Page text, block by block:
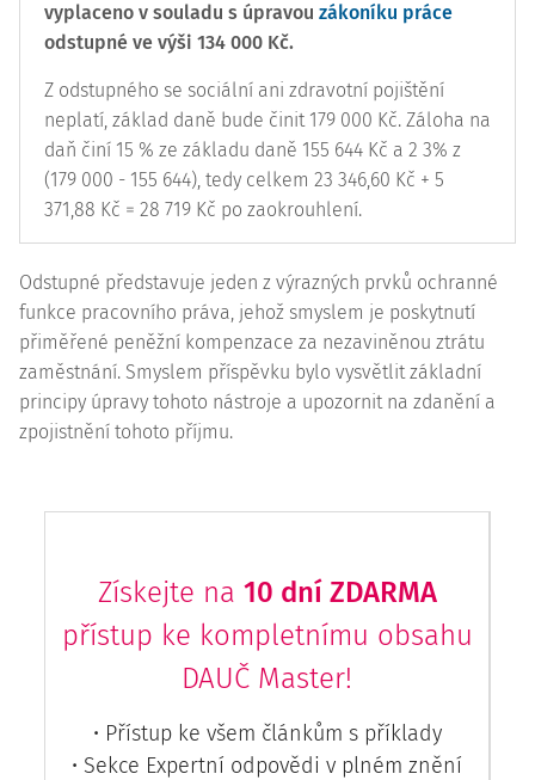
vyplaceno v souladu s úpravou zákoníku práce
odstupné ve výši 134 000 Kč.
Z odstupného se sociální ani zdravotní pojištění
neplatí, základ daně bude činit 179 000 Kč. Záloha na
daň činí 15 % ze základu daně 155 644 Kč a 2 3% z
(179 000 - 155 644), tedy celkem 23 346,60 Kč + 5
371,88 Kč = 28 719 Kč po zaokrouhlení.
Odstupné představuje jeden z výrazných prvků ochranné
funkce pracovního práva, jehož smyslem je poskytnutí
přiměřené peněžní kompenzace za nezaviněnou ztrátu
zaměstnání. Smyslem příspěvku bylo vysvětlit základní
principy úpravy tohoto nástroje a upozornit na zdanění a
zpojistnění tohoto příjmu.
Získejte na 10 dní ZDARMA
přístup ke kompletnímu obsahu
DAUČ Master!
• Přístup ke všem článkům s příklady
• Sekce Expertní odpovědi v plném znění